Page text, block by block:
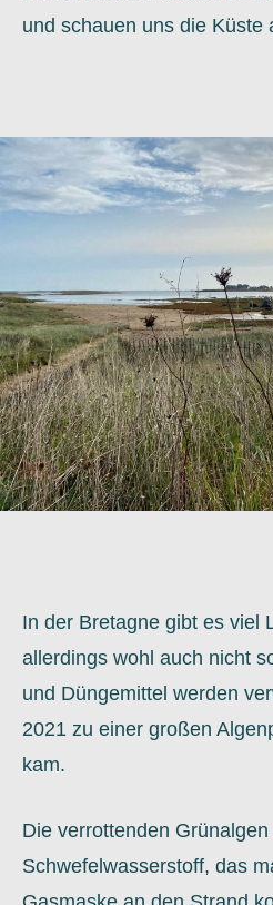
und schauen uns die Küste
In der Bretagne gibt es viel
allerdings wohl auch nicht
und Düngemittel werden
2021 zu einer großen
kam.
Die verrottenden
Schwefelwasserstoff, das